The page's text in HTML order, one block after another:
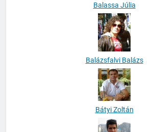
Balassa Júlia
Balázsfalvi Balázs
Bátyi Zoltán